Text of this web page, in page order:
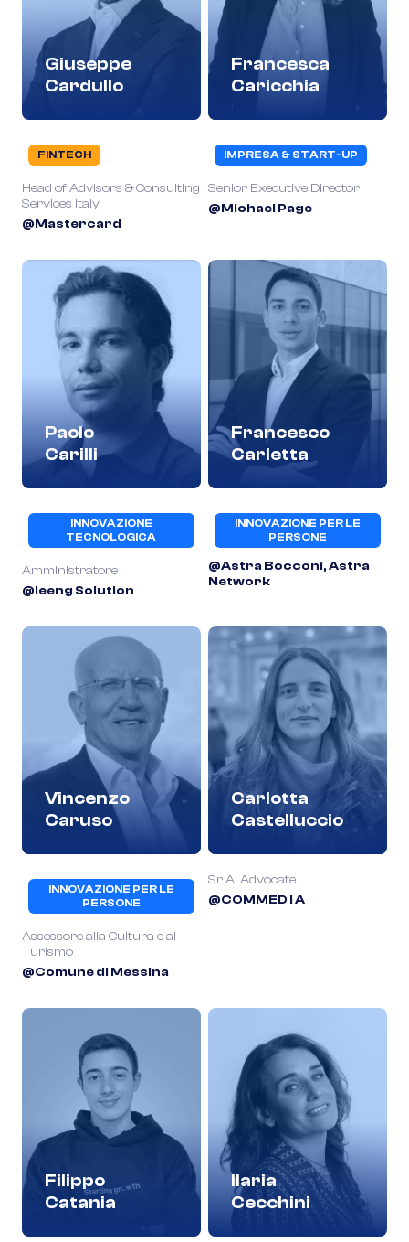
Giuseppe
Cardullo
FINTECH
Head of Advisors & Consulting
Services Italy
@Mastercard
Francesca
Caricchia
IMPRESA & START-UP
Senior Executive Director
@Michael Page
Paolo
Carilli
INNOVAZIONE
TECNOLOGICA
Amministratore
@Ieeng Solution
Francesco
Carletta
INNOVAZIONE PER LE
PERSONE
@Astra Bocconi, Astra
Network
Vincenzo
Caruso
INNOVAZIONE PER LE
PERSONE
Assessore alla Cultura e al
Turismo
@Comune di Messina
Carlotta
Castelluccio
Sr AI Advocate
@COMMED I A
Filippo
Catania
Ilaria
Cecchini